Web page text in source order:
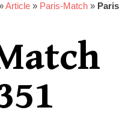
Article » Paris-Match » Paris